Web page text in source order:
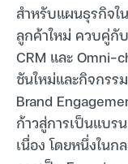
สำหรับแผนธุรกิจ
ลูกค้าใหม่ ควบคู่กั
CRM และ Omni-
ชันใหม่และกิจกรร
Brand
ก้าวสู่การเป็นแบร
เนื่อง โดยหนึ่งใน